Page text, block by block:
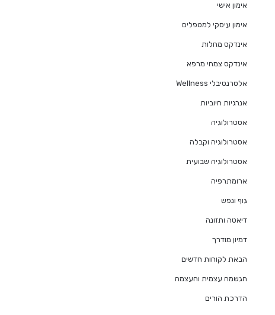
אימון אישי
אימון עיסקי למטפלים
אינדקס מחלות
אינדקס צמחי מרפא
אלטרנטיבלי Wellness
אנרגיות חיוביות
אסטרולוגיה
אסטרולוגיה וקבלה
אסטרולוגיה שבועית
ארומתרפיה
גוף ונפש
דיאטה ותזונה
דמיון מודרך
הבאת לקוחות חדשים
הגשמה עצמית והעצמה
הדרכת הורים